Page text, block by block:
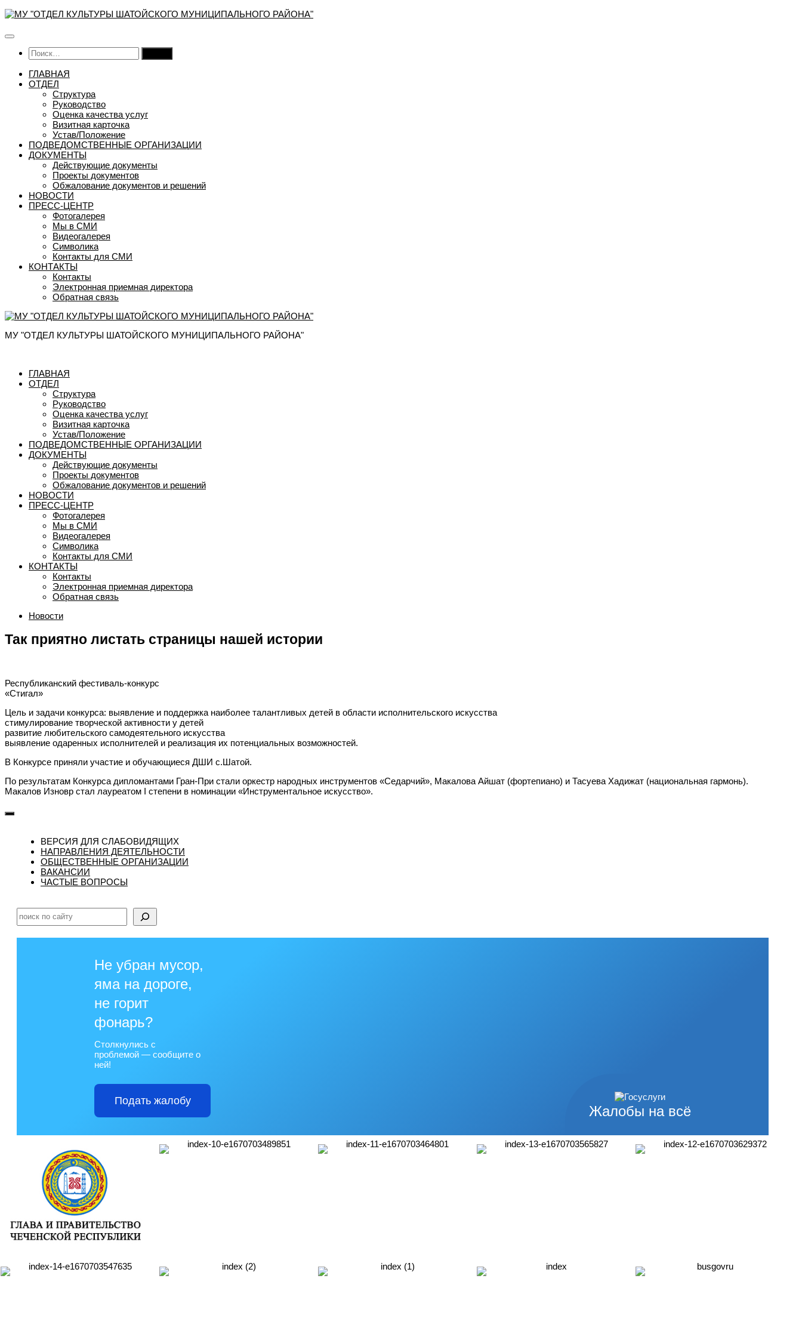
Перейти
содержимому
Найти:
ГЛАВНАЯ
ОТДЕЛ
Структура
Руководство
Оценка качества услуг
Визитная карточка
Устав/Положение
ПОДВЕДОМСТВЕННЫЕ ОРГАНИЗАЦИИ
ДОКУМЕНТЫ
Действующие документы
Проекты документов
Обжалование документов и решений
НОВОСТИ
ПРЕСС-ЦЕНТР
Фотогалерея
Мы в СМИ
Видеогалерея
Символика
Контакты для СМИ
КОНТАКТЫ
Контакты
Электронная приемная директора
Обратная связь
МУ "ОТДЕЛ КУЛЬТУРЫ ШАТОЙСКОГО МУНИЦИПАЛЬНОГО РАЙОНА"
ГЛАВНАЯ
ОТДЕЛ
Структура
Руководство
Оценка качества услуг
Визитная карточка
Устав/Положение
ПОДВЕДОМСТВЕННЫЕ ОРГАНИЗАЦИИ
ДОКУМЕНТЫ
Действующие документы
Проекты документов
Обжалование документов и решений
НОВОСТИ
ПРЕСС-ЦЕНТР
Фотогалерея
Мы в СМИ
Видеогалерея
Символика
Контакты для СМИ
КОНТАКТЫ
Контакты
Электронная приемная директора
Обратная связь
Новости
Так приятно листать страницы нашей истории
Республиканский фестиваль-конкурс
«Стигал»
Цель и задачи конкурса: выявление и поддержка наиболее талантливых детей в области исполнительского искусства
стимулирование творческой активности у детей
развитие любительского самодеятельного искусства
выявление одаренных исполнителей и реализация их потенциальных возможностей.
В Конкурсе приняли участие и обучающиеся ДШИ с.Шатой.
По результатам Конкурса дипломантами Гран-При стали оркестр народных инструментов «Седарчий», Макалова Айшат (фортепиано) и Тасуева Хадижат (национальная гармонь).
Макалов Изновр стал лауреатом I степени в номинации «Инструментальное искусство».
ВЕРСИЯ ДЛЯ СЛАБОВИДЯЩИХ
НАПРАВЛЕНИЯ ДЕЯТЕЛЬНОСТИ
ОБЩЕСТВЕННЫЕ ОРГАНИЗАЦИИ
ВАКАНСИИ
ЧАСТЫЕ ВОПРОСЫ
Жалобы на всё
Не убран мусор,
яма на дороге,
не горит
фонарь?
Столкнулись с
проблемой — сообщите о
ней!
Подать жалобу